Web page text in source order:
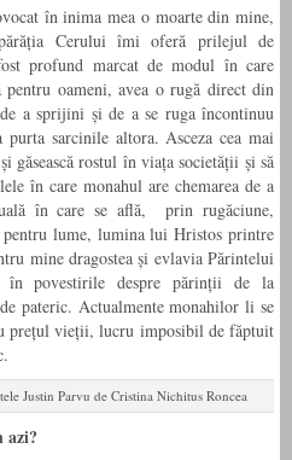
în inima mea o moarte din mine,
Cerului îmi oferă prilejul de
profund marcat de modul în care
oameni, avea o rugă direct din
a sprijini și de a se ruga încontinuu
sarcinile altora. Asceza cea mai
găsească rostul în viața societății și să
în care monahul are chemarea de a
în care se află, prin rugăciune,
pentru lume, lumina lui Hristos printre
mine dragostea și evlavia Părintelui
în povestirile despre părinții de la
pateric. Actualmente monahilor li se
prețul vieții, lucru imposibil de făptuit
Justin Parvu de Cristina Nichitus Roncea
azi?